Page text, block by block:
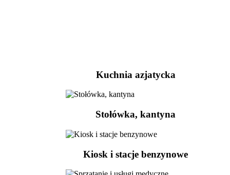
Kuchnia azjatycka
Stołówka, kantyna
Kiosk i stacje benzynowe